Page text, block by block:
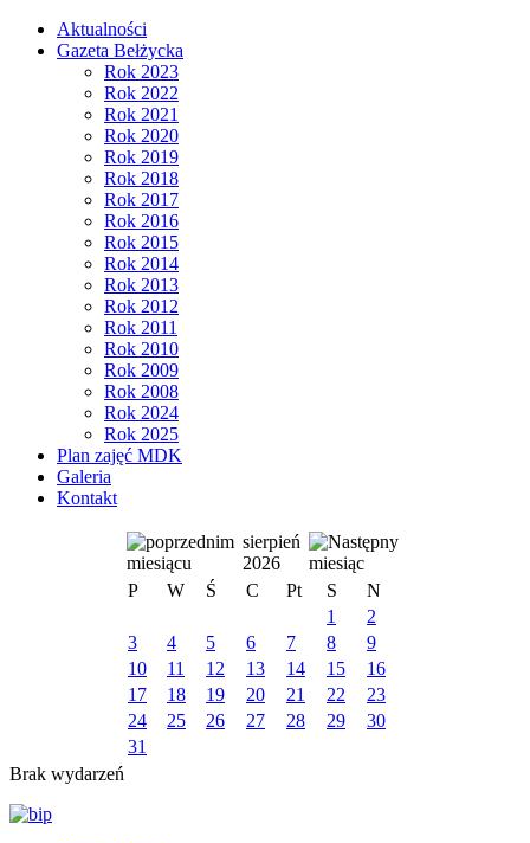
Aktualności
Gazeta Bełżycka
Rok 2023
Rok 2022
Rok 2021
Rok 2020
Rok 2019
Rok 2018
Rok 2017
Rok 2016
Rok 2015
Rok 2014
Rok 2013
Rok 2012
Rok 2011
Rok 2010
Rok 2009
Rok 2008
Rok 2024
Rok 2025
Plan zajęć MDK
Galeria
Kontakt
sierpień
2026
P
W Ś C Pt S
N
1
2
3
4 5 6 7 8
9
10
11 12 13 14 15
16
17
18 19 20 21 22
23
24
25 26 27 28 29
30
31
Brak wydarzeń